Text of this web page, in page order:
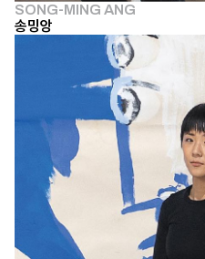
SONG-MING ANG
송밍앙